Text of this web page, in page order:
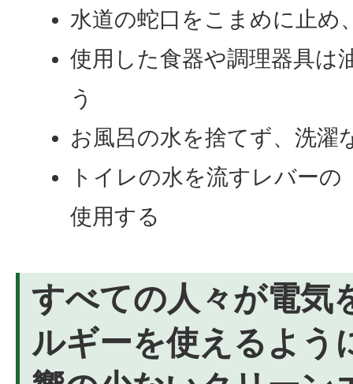
水道の蛇口をこまめに止め
使用した食器や調理器具は
う
お風呂の水を捨てず、洗濯
トイレの水を流すレバーの
使用する
すべての人々が電気
ルギーを使えるよう